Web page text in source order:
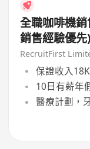
全職咖啡機
銷售經驗優先
RecruitFirst
保證收入
10日有薪年
醫療計劃，